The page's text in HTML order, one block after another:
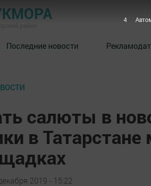
Последние новости
салюты в
в
2019 - 15:22
3